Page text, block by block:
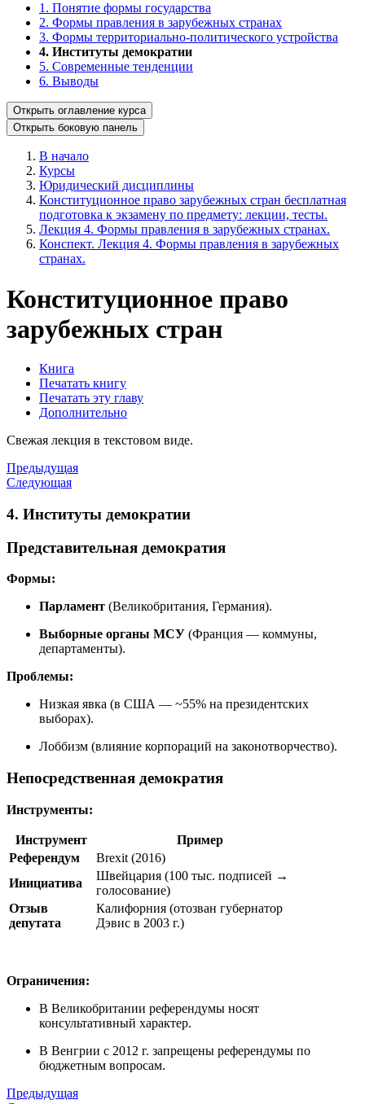
1. Понятие формы государства
2. Формы правления в зарубежных странах
3. Формы территориально-политического устройства
4. Институты демократии
5. Современные тенденции
6. Выводы
Открыть оглавление курса
Открыть боковую панель
В начало
Курсы
Юридический дисциплины
Конституционное право зарубежных стран бесплатная
подготовка к экзамену по предмету: лекции, тесты.
Лекция 4. Формы правления в зарубежных странах.
Конспект. Лекция 4. Формы правления в зарубежных
странах.
Конституционное право
зарубежных стран
Книга
Печатать книгу
Печатать эту главу
Дополнительно
Свежая лекция в текстовом виде.
Предыдущая
Следующая
4. Институты демократии
Представительная демократия
Формы:
Парламент (Великобритания, Германия).
Выборные органы МСУ (Франция — коммуны,
департаменты).
Проблемы:
Низкая явка (в США — ~55% на президентских
выборах).
Лоббизм (влияние корпораций на законотворчество).
Непосредственная демократия
Инструменты:
Инструмент
Пример
Референдум
Brexit (2016)
Инициатива
Швейцария (100 тыс. подписей →
голосование)
Отзыв
депутата
Калифорния (отозван губернатор
Дэвис в 2003 г.)
Ограничения:
В Великобритании референдумы носят
консультативный характер.
В Венгрии с 2012 г. запрещены референдумы по
бюджетным вопросам.
Предыдущая